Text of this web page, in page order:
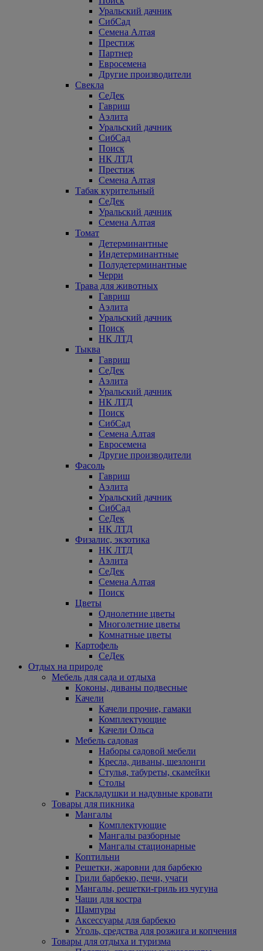
Уральский дачник
СибСад
Семена Алтая
Престиж
Партнер
Евросемена
Другие производители
Свекла
СеДек
Гавриш
Аэлита
Уральский дачник
СибСад
Поиск
НК ЛТД
Престиж
Семена Алтая
Табак курительный
СеДек
Уральский дачник
Семена Алтая
Томат
Детерминантные
Индетерминантные
Полудетерминантные
Черри
Трава для животных
Гавриш
Аэлита
Уральский дачник
Поиск
НК ЛТД
Тыква
Гавриш
СеДек
Аэлита
Уральский дачник
НК ЛТД
Поиск
СибСад
Семена Алтая
Евросемена
Другие производители
Фасоль
Гавриш
Аэлита
Уральский дачник
СибСад
СеДек
НК ЛТД
Физалис, экзотика
НК ЛТД
Аэлита
СеДек
Семена Алтая
Поиск
Цветы
Однолетние цветы
Многолетние цветы
Комнатные цветы
Картофель
СеДек
Отдых на природе
Мебель для сада и отдыха
Коконы, диваны подвесные
Качели
Качели прочие, гамаки
Комплектующие
Качели Ольса
Мебель садовая
Наборы садовой мебели
Кресла, диваны, шезлонги
Стулья, табуреты, скамейки
Столы
Раскладушки и надувные кровати
Товары для пикника
Мангалы
Комплектующие
Мангалы разборные
Мангалы стационарные
Коптильни
Решетки, жаровни для барбекю
Грили барбекю, печи, учаги
Мангалы, решетки-гриль из чугуна
Чаши для костра
Шампуры
Аксессуары для барбекю
Уголь, средства для розжига и копчения
Товары для отдыха и туризма